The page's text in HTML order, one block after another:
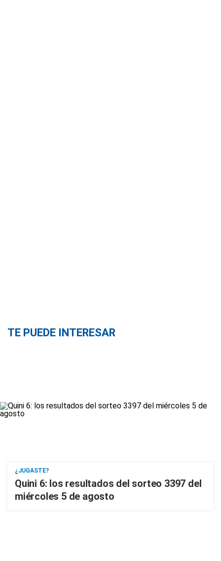
TE PUEDE INTERESAR
¿JUGASTE?
Quini 6: los resultados del sorteo 3397 del
miércoles 5 de agosto